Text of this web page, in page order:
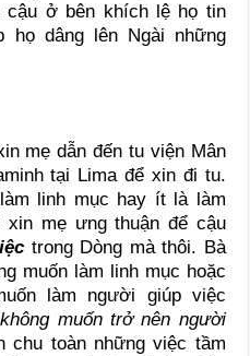
cậu ở bên khích lệ họ tin
họ dâng lên Ngài những
mẹ dẫn đến tu viện Mân
tại Lima để xin đi tu.
linh mục hay ít là làm
xin mẹ ưng thuận để cậu
trong Dòng mà thôi. Bà
muốn làm linh mục hoặc
làm người giúp việc
muốn trở nên người
chu toàn những việc tầm